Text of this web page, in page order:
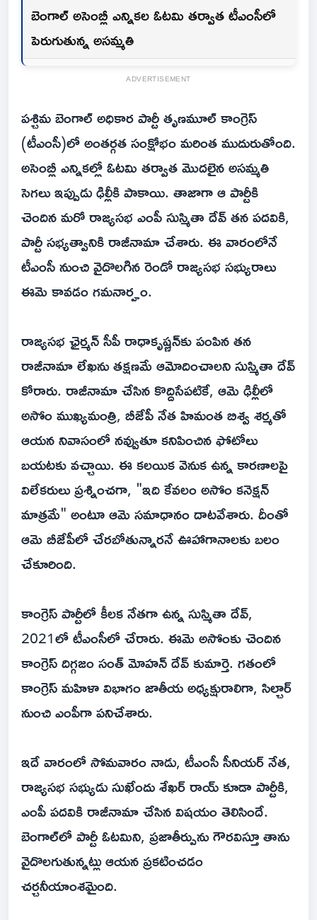
బెంగాల్ అసెంబ్లీ ఎన్నికల ఓటమి తర్వాత టీఎంసీలో
పెరుగుతున్న అసమ్మతి
ADVERTISEMENT
పశ్చిమ బెంగాల్ అధికార పార్టీ తృణమూల్ కాంగ్రెస్
(టీఎంసీ)లో అంతర్గత సంక్షోభం మరింత ముదురుతోంది.
అసెంబ్లీ ఎన్నికల్లో ఓటమి తర్వాత మొదలైన అసమ్మతి
సెగలు ఇప్పుడు ఢిల్లీకి పాకాయి. తాజాగా ఆ పార్టీకి
చెందిన మరో రాజ్యసభ ఎంపీ సుస్మితా దేవ్ తన పదవికి,
పార్టీ సభ్యత్వానికి రాజీనామా చేశారు. ఈ వారంలోనే
టీఎంసీ నుంచి వైదొలగిన రెండో రాజ్యసభ సభ్యురాలు
ఈమె కావడం గమనార్హం.
రాజ్యసభ ఛైర్మన్ సీపీ రాధాకృష్ణన్‌కు పంపిన తన
రాజీనామా లేఖను తక్షణమే ఆమోదించాలని సుస్మితా దేవ్
కోరారు. రాజీనామా చేసిన కొద్దిసేపటికే, ఆమె ఢిల్లీలో
అసోం ముఖ్యమంత్రి, బీజేపీ నేత హిమంత బిశ్వ శర్మతో
ఆయన నివాసంలో నవ్వుతూ కనిపించిన ఫోటోలు
బయటకు వచ్చాయి. ఈ కలయిక వెనుక ఉన్న కారణాలపై
విలేకరులు ప్రశ్నించగా, "ఇది కేవలం అసోం కనెక్షన్
మాత్రమే" అంటూ ఆమె సమాధానం దాటవేశారు. దీంతో
ఆమె బీజేపీలో చేరబోతున్నారనే ఊహాగానాలకు బలం
చేకూరింది.
కాంగ్రెస్ పార్టీలో కీలక నేతగా ఉన్న సుస్మితా దేవ్,
2021లో టీఎంసీలో చేరారు. ఈమె అసోంకు చెందిన
కాంగ్రెస్ దిగ్గజం సంత్ మోహన్ దేవ్ కుమార్తె. గతంలో
కాంగ్రెస్ మహిళా విభాగం జాతీయ అధ్యక్షురాలిగా, సిల్చార్
నుంచి ఎంపీగా పనిచేశారు.
ఇదే వారంలో సోమవారం నాడు, టీఎంసీ సీనియర్ నేత,
రాజ్యసభ సభ్యుడు సుఖేందు శేఖర్ రాయ్ కూడా పార్టీకి,
ఎంపీ పదవికి రాజీనామా చేసిన విషయం తెలిసిందే.
బెంగాల్‌లో పార్టీ ఓటమిని, ప్రజాతీర్పును గౌరవిస్తూ తాను
వైదొలగుతున్నట్లు ఆయన ప్రకటించడం
చర్చనీయాంశమైంది.